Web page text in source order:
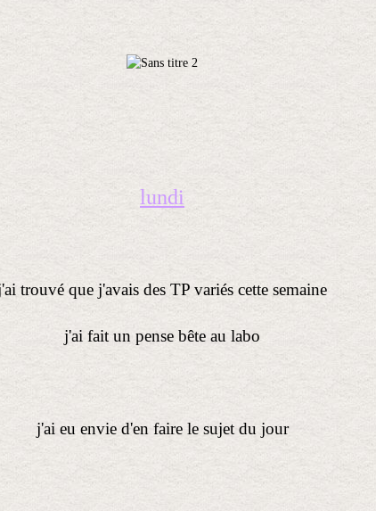
lundi
trouvé que j'avais des TP variés cette semaine
j'ai fait un pense bête au labo
j'ai eu envie d'en faire le sujet du jour